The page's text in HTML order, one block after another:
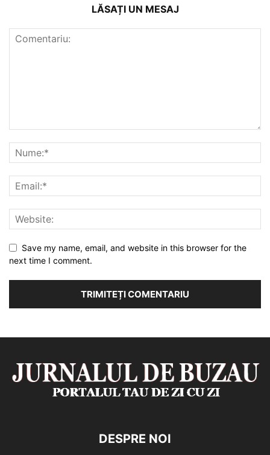
LĂSAȚI UN MESAJ
Save my name, email, and website in this browser for the
next time I comment.
DESPRE NOI